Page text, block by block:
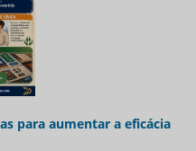
para aumentar a eficácia